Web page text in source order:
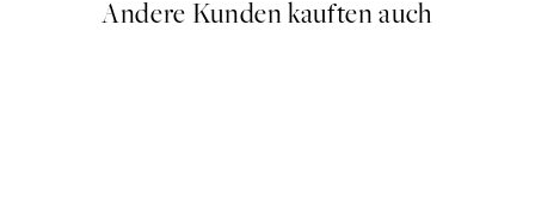
Andere Kunden kauften auch